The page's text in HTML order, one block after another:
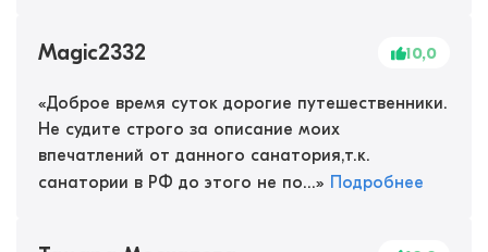
Magic2332 10,0
«Доброе время суток дорогие путешественники.
Не судите строго за описание моих
впечатлений от данного санатория,т.к.
санатории в РФ до этого не по...» Подробнее